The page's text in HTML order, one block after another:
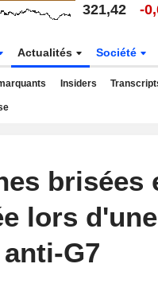
321,42 -
Actualités Société
Insiders
brisées
lors d'une
G7